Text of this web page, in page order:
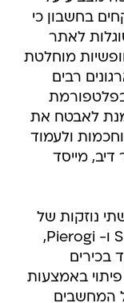
בחשבון כי
לאתר
מוחלטת
האיצה ארגונים רבים
לאבטח את
ולעמוד
מייסד
נוזקות של
אותה קבוצת תקיפה המכונות Spark ו- Pierogi,
בכירים
באמצעות
המחשבים